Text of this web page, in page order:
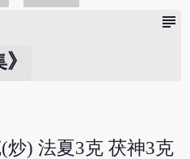
subject
炒) 法夏3克 茯神3克